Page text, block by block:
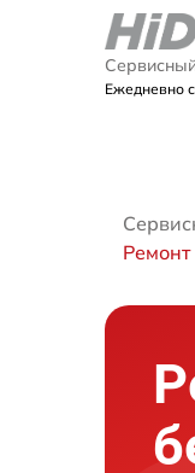
Ежедневно